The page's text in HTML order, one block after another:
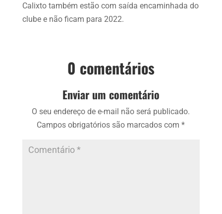
Calixto também estão com saída encaminhada do
clube e não ficam para 2022.
0 comentários
Enviar um comentário
O seu endereço de e-mail não será publicado.
Campos obrigatórios são marcados com*